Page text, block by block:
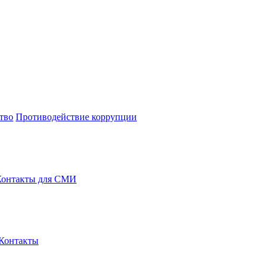
Противодействие коррупции
для СМИ